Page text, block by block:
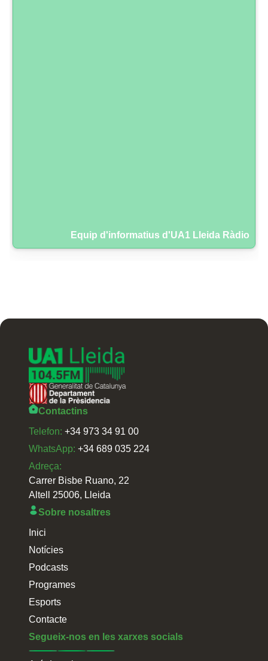
Equip d'informatius d'UA1 Lleida Ràdio
Contactins
Telefon: +34 973 34 91 00
WhatsApp: +34 689 035 224
Adreça:
Carrer Bisbe Ruano, 22
Altell 25006, Lleida
Sobre nosaltres
Inici
Notícies
Podcasts
Programes
Esports
Contacte
Segueix-nos en les xarxes socials